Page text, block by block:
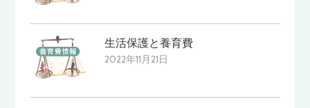
生活保護と養育費
2022年11月21日